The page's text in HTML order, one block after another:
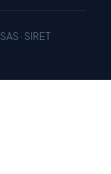
· SIRET